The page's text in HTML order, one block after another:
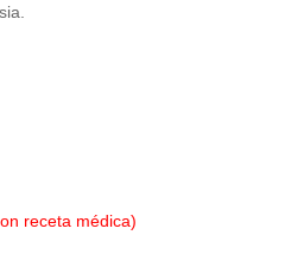
receta médica)